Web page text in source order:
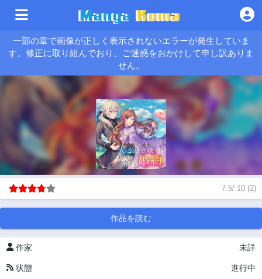
一部の章で画像が正しく表示されないエラーが発生していま
す。修正に取り組んでおり、ご迷惑をおかけして申し訳ありま
せん。
7.5/ 10 (2)
作品を読む
作家 未詳
状態 進行中